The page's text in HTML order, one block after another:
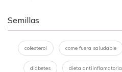
Semillas
colesterol come fuera saludable
diabetes dieta antiinflamatoria